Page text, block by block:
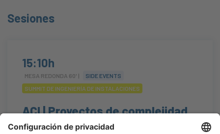
Sesiones
15:10h
MESA REDONDA 60' |
SIDE EVENTS
SUMMIT DE INGENIERÍA DE INSTALACIONES
ACI | Proyectos de complejidad
bajo un modelo colaborativo